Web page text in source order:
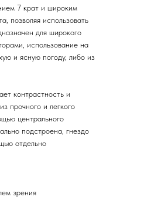
7 крат и широким
позволяя использовать
для широкого
использование на
и ясную погоду, либо из
контрастность и
прочного и легкого
центрального
подстроена, гнездо
отдельно
зрения